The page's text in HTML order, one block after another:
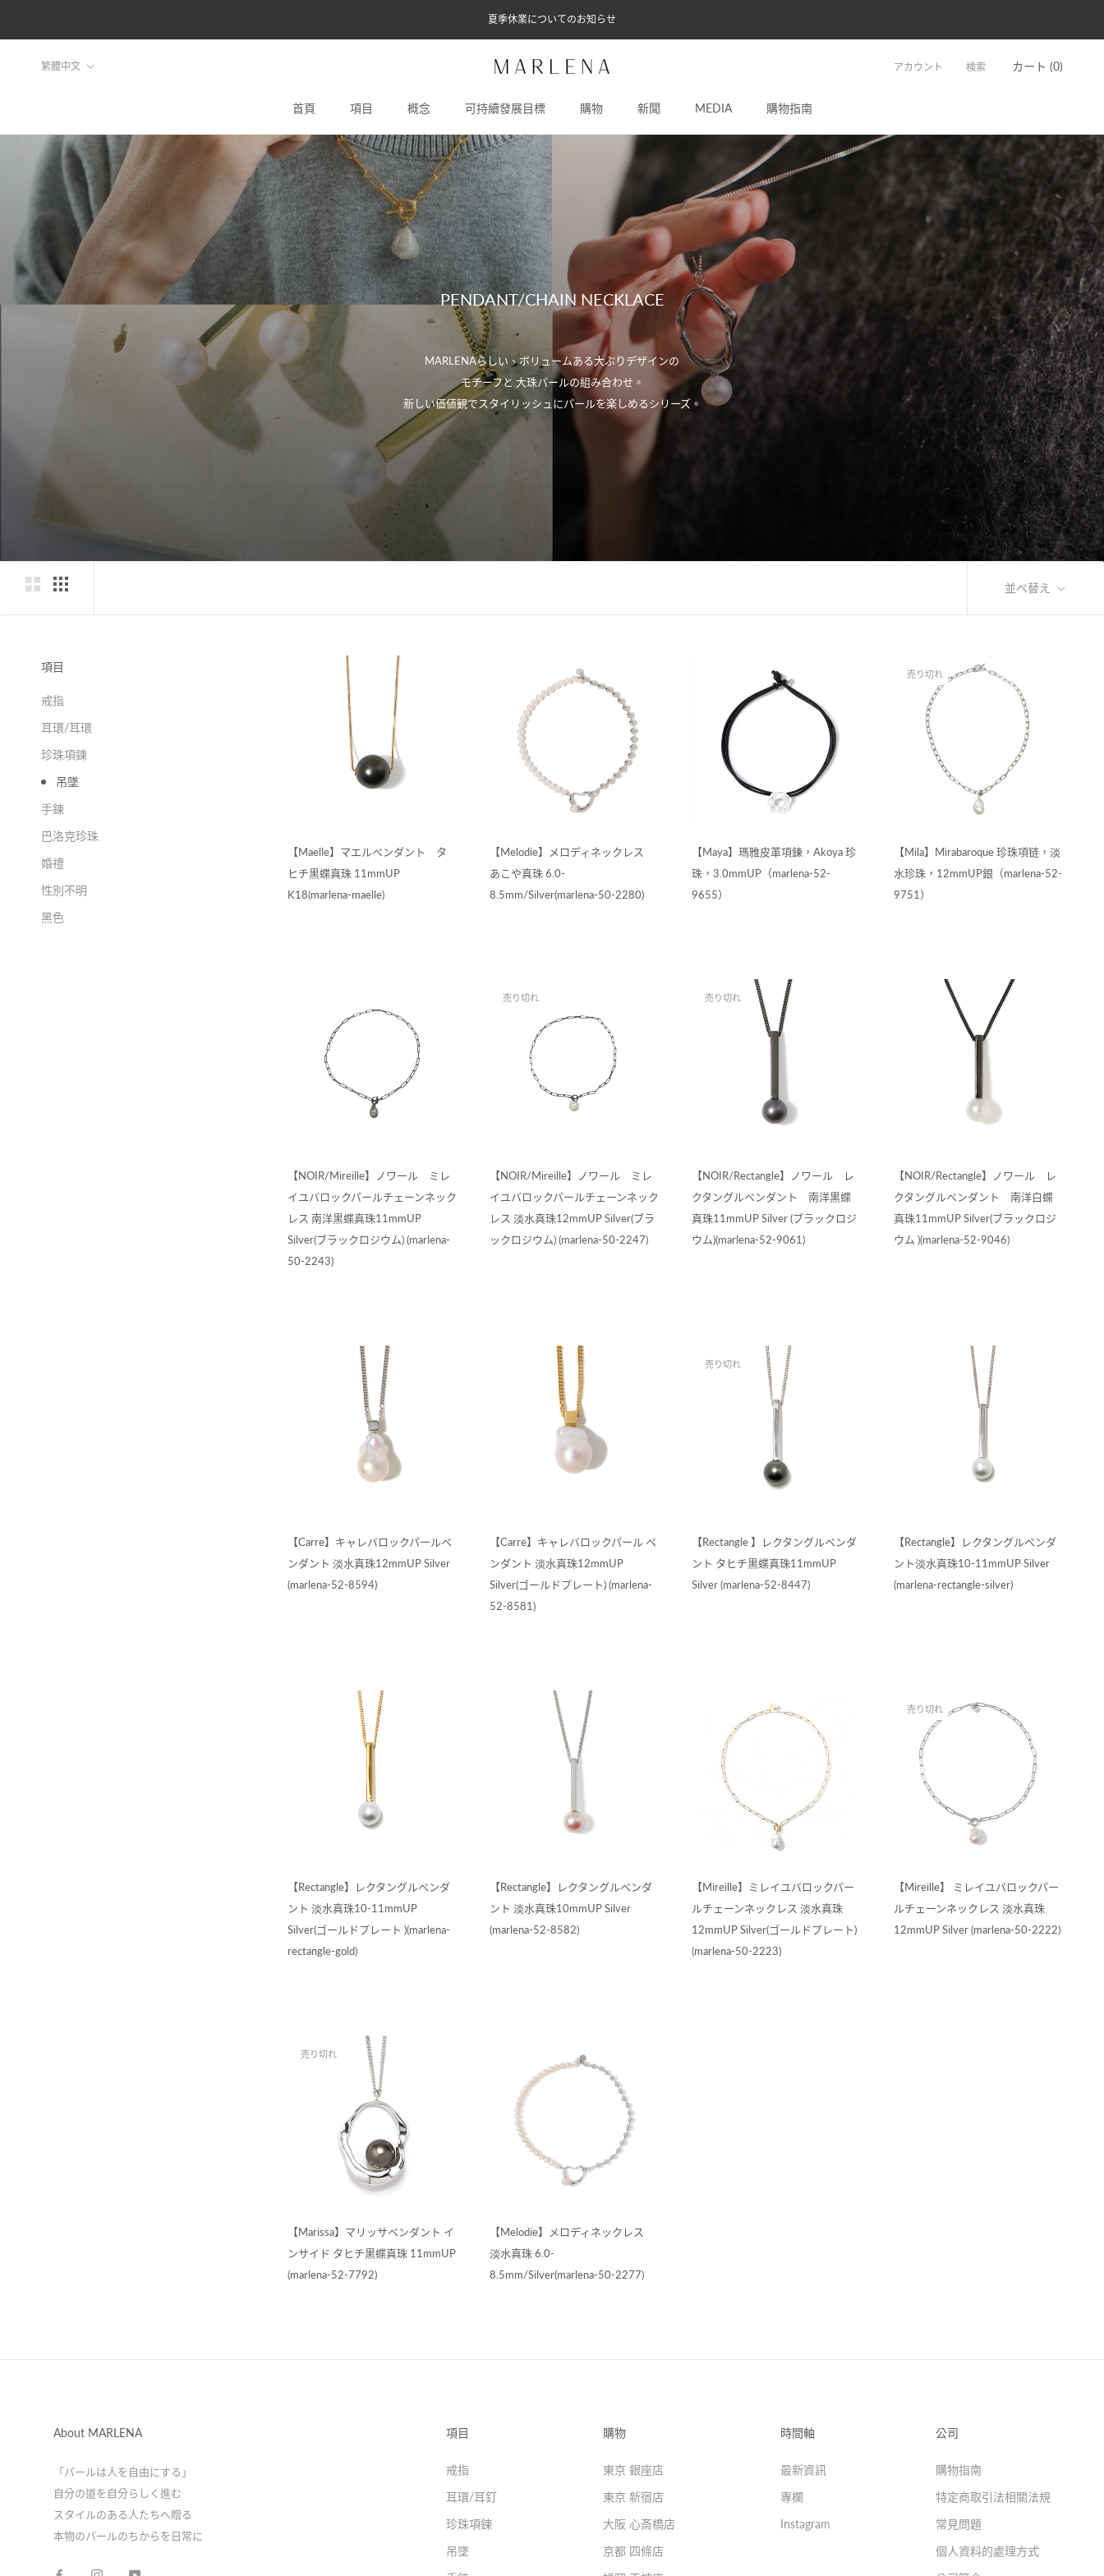
動
夏季休業についてのお知らせ
首頁
項目
概念
可持續發展目標
購物
新聞
MEDIA
購物指南
言
繁體中文 アカウント 検索 カート (0)
PENDANT/CHAIN NECKLACE
MARLENAらしい、ボリュームある大ぶりデザインの
モチーフと 大珠パールの組み合わせ。
新しい価値観でスタイリッシュにパールを楽しめるシリーズ。
並べ替え
項目
戒指
耳環/耳環
珍珠項鍊
吊墜
手鍊
巴洛克珍珠
婚禮
性別不明
黑色
【Maelle】マエルペンダント タ
ヒチ黒蝶真珠 11mmUP
K18(marlena-maelle)
【Melodie】メロディネックレス
あこや真珠 6.0-
8.5mm/Silver(marlena-50-2280)
【Maya】瑪雅皮革項鍊，Akoya 珍
珠，3.0mmUP（marlena-52-
9655）
売り切れ
【Mila】Mirabaroque 珍珠項链，淡
水珍珠，12mmUP銀（marlena-52-
9751）
【NOIR/Mireille】ノワール ミレ
イユバロックパールチェーンネック
レス 南洋黒蝶真珠11mmUP
Silver(ブラックロジウム) (marlena-
50-2243)
売り切れ
【NOIR/Mireille】ノワール ミレ
イユバロックパールチェーンネック
レス 淡水真珠12mmUP Silver(ブラ
ックロジウム) (marlena-50-2247)
売り切れ
【NOIR/Rectangle】ノワール レ
クタングルペンダント 南洋黒蝶
真珠11mmUP Silver (ブラックロジ
ウム)(marlena-52-9061)
【NOIR/Rectangle】ノワール レ
クタングルペンダント 南洋白蝶
真珠11mmUP Silver(ブラックロジ
ウム )(marlena-52-9046)
【Carre】キャレバロックパールペ
ンダント 淡水真珠12mmUP Silver
(marlena-52-8594)
【Carre】キャレバロックパール ペ
ンダント 淡水真珠12mmUP
Silver(ゴールドプレート) (marlena-
52-8581)
売り切れ
【Rectangle 】レクタングルペンダ
ント タヒチ黒蝶真珠11mmUP
Silver (marlena-52-8447)
【Rectangle】レクタングルペンダ
ント淡水真珠10-11mmUP Silver
(marlena-rectangle-silver)
【Rectangle】レクタングルペンダ
ント 淡水真珠10-11mmUP
Silver(ゴールドプレート )(marlena-
rectangle-gold)
【Rectangle】レクタングルペンダ
ント 淡水真珠10mmUP Silver
(marlena-52-8582)
【Mireille】ミレイユバロックパー
ルチェーンネックレス 淡水真珠
12mmUP Silver(ゴールドプレート)
(marlena-50-2223)
売り切れ
【Mireille】 ミレイユバロックパー
ルチェーンネックレス 淡水真珠
12mmUP Silver (marlena-50-2222)
売り切れ
【Marissa】マリッサペンダント イ
ンサイド タヒチ黒蝶真珠 11mmUP
(marlena-52-7792)
【Melodie】メロディネックレス
淡水真珠 6.0-
8.5mm/Silver(marlena-50-2277)
About MARLENA
「パールは人を自由にする」
自分の道を自分らしく進む
スタイルのある人たちへ贈る
本物のパールのちからを日常に
項目
戒指
耳環/耳釘
珍珠項鍊
吊墜
購物
東京 銀座店
東京 新宿店
大阪 心斎橋店
京都 四條店
時間軸
最新資訊
專欄
Instagram
公司
購物指南
特定商取引法相關法規
常見問題
個人資料的處理方式